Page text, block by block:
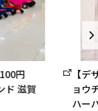
円
ド 滋賀
【
ョウ
ハー